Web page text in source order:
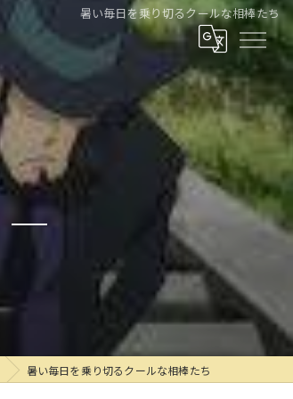
暑い毎日を乗り切るクールな相棒たち
暑い毎日を乗り切るクールな相棒たち